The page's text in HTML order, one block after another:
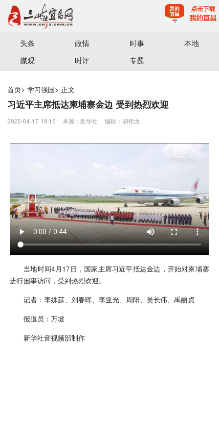
宜昌三峡融媒体中心主办
头条 政情 时事
本地
媒观
时评 专题
首页> 学习强国> 正文
习近平主席抵达柬埔寨金边 受到热烈欢迎
2025-04-17 19:15 来源：​新华社 编辑：胡伟龙
当地时间4月17日，国家主席习近平抵达金边，开始对柬埔寨
进行国事访问，受到热烈欢迎。
记者：李姝莛、刘春晖、李亚光、周阳、吴长伟、禹丽贞
报道员：万坡
新华社音视频部制作